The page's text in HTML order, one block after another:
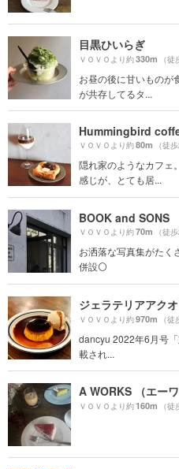
目黒ひいらぎ
ＶＯＶＯより約330m （徒
お昼の後に甘いものが
が共存してるタ...
Hummingbird
ＶＯＶＯより約80m （徒
隠れ家のようなカフェ
感じが、とても居...
BOOK and SONS
ＶＯＶＯより約70m （徒
お洒落な写真集がたく
併設⚪️
ジェラテリアアク
ＶＯＶＯより約970m （徒
dancyu 2022年6月号
載され...
A WORKS （エー
ＶＯＶＯより約160m （徒